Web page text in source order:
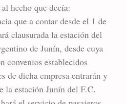
hecho que decía:
que a contar desde el 1 de
clausurada la estación del
de Junín, desde cuya
convenios establecidos
de dicha empresa entrarán y
la estación Junín del F.C.